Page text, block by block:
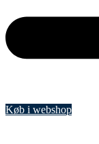
Køb i webshop